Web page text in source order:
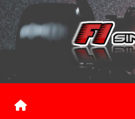
Saltar
contenido